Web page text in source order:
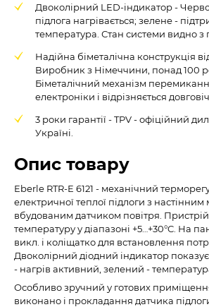
Двоколірний LED-індикатор -
підлога нагрівається; зелене -
температура. Стан системи видно з
Надійна біметалічна конструкція
Виробник з Німеччини, понад 100
Біметалічний механізм
електроніки і відрізняється
3 роки гарантії - TPV - офіційний
Україні.
Опис товару
Eberle RTR-E 6121 - механічний
електричної теплої підлоги з
вбудованим датчиком повітря.
температуру у діапазоні +5…+30°C. На
викл. і коліщатко для встановлення
Двоколірний діодний індикатор
- нагрів активний, зелений -
Особливо зручний у готових
виконано і прокладання датчика